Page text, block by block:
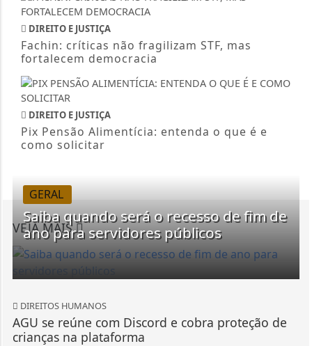
DIREITO E JUSTIÇA
Fachin: críticas não fragilizam STF, mas
fortalecem democracia
DIREITO E JUSTIÇA
Pix Pensão Alimentícia: entenda o que é e
como solicitar
VEJA MAIS
GERAL
Saiba quando será o recesso de fim de
ano para servidores públicos
DIREITOS HUMANOS
AGU se reúne com Discord e cobra proteção de
crianças na plataforma